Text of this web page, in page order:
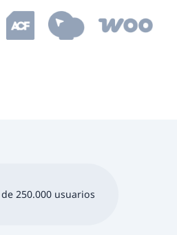
250.000 usuarios